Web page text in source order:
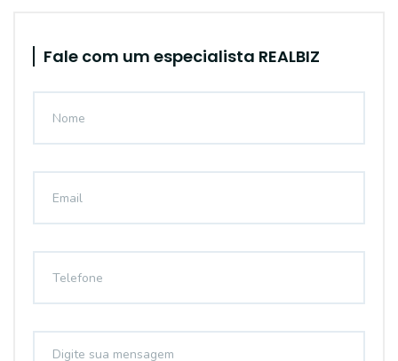
Fale com um especialista REALBIZ